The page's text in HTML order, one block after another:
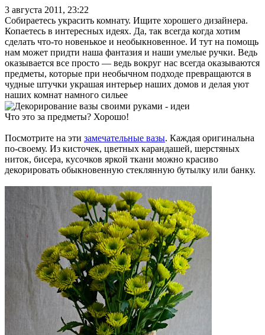
3 августа 2011, 23:22
Собираетесь украсить комнату. Ищите хорошего дизайнера.
Копаетесь в интересных идеях. Да, так всегда когда хотим
сделать что-то новенькое и необыкновенное. И тут на помощь
нам может придти наша фантазия и наши умелые ручки. Ведь
оказывается все просто — ведь вокруг нас всегда оказываются
предметы, которые при необычном подходе превращаются в
чудные штучки украшая интерьер наших домов и делая уют
наших комнат намного сильее
Что это за предметы? Хорошо!
Посмотрите на эти замечательные вазы. Каждая оригинальна
по-своему. Из кисточек, цветных карандашей, шерстяных
ниток, бисера, кусочков яркой ткани можно красиво
декорировать обыкновенную стеклянную бутылку или банку.